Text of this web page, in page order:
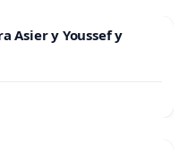
Asier y Youssef y